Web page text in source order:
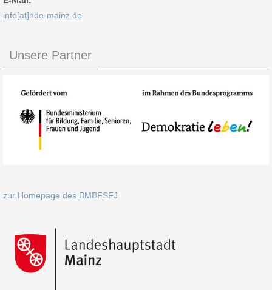
info[at]hde-mainz.de
Unsere Partner
zur Homepage des BMBFSFJ